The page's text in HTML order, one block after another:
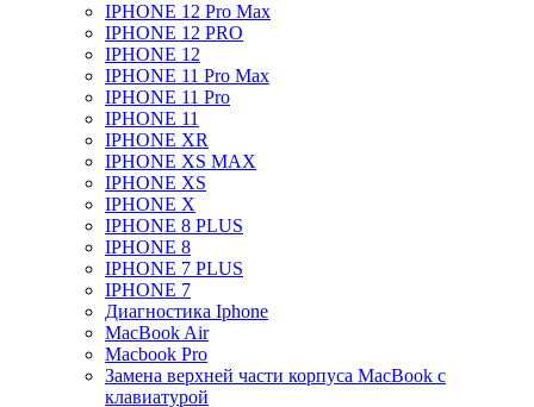
IPHONE 12 Pro Max
IPHONE 12 PRO
IPHONE 12
IPHONE 11 Pro Max
IPHONE 11 Pro
IPHONE 11
IPHONE XR
IPHONE XS MAX
IPHONE XS
IPHONE X
IPHONE 8 PLUS
IPHONE 8
IPHONE 7 PLUS
IPHONE 7
Диагностика Iphone
MacBook Air
Macbook Pro
Замена верхней части корпуса MacBook с
клавиатурой